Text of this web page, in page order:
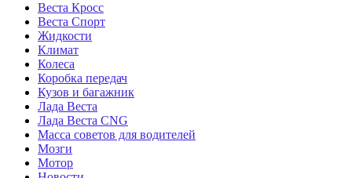
Веста Кросс
Веста Спорт
Жидкости
Климат
Колеса
Коробка передач
Кузов и багажник
Лада Веста
Лада Веста CNG
Масса советов для водителей
Мозги
Мотор